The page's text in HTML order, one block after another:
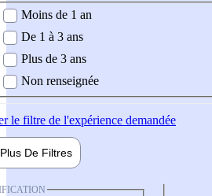
demandée
Moins de 1 an
De 1 à 3 ans
Plus de 3 ans
Non renseignée
le filtre de l'expérience demandée
Plus De Filtres